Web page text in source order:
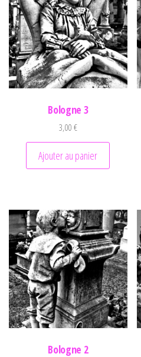
Bologne 3
3,00€
Ajouter au panier
Bologne 2